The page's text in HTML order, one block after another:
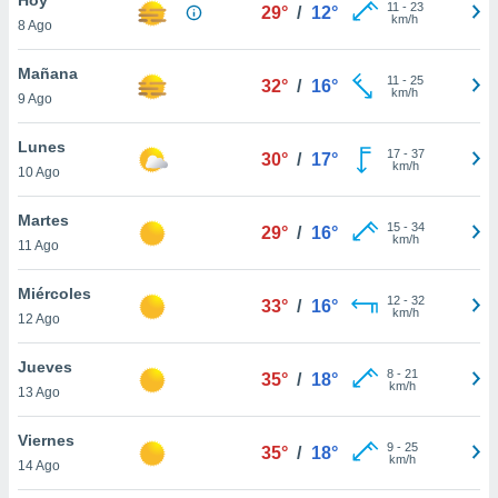
en
más
nuestra
de
cookies
aceptar
8 Ago
29° / 12° 11 - 23
km/h
Mañana
9 Ago
32° / 16° 11 - 25
km/h
Lunes
10 Ago
30° / 17° 17- 37
km/h
Martes
11 Ago
29° / 16° 15- 34
km/h
Miércoles
12 Ago
33° / 16° 12- 32
km/h
Jueves
13 Ago
35° / 18° 8- 21
km/h
Viernes
14 Ago
35° / 18° 9- 25
km/h